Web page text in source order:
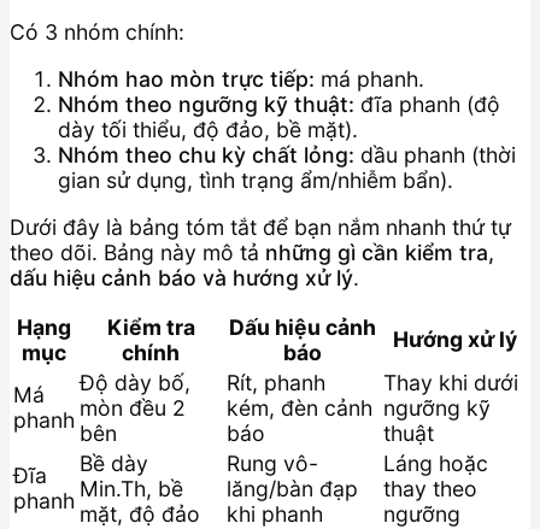
Có 3 nhóm chính:
Nhóm hao mòn trực tiếp: má phanh.
Nhóm theo ngưỡng kỹ thuật: đĩa phanh (độ
dày tối thiểu, độ đảo, bề mặt).
Nhóm theo chu kỳ chất lỏng: dầu phanh (thời
gian sử dụng, tình trạng ẩm/nhiễm bẩn).
Dưới đây là bảng tóm tắt để bạn nắm nhanh thứ tự
theo dõi. Bảng này mô tả những gì cần kiểm tra,
dấu hiệu cảnh báo và hướng xử lý.
Hạng
mục
Kiểm tra
chính
Dấu hiệu cảnh
báo
Hướng xử lý
Má
phanh
Độ dày bố,
mòn đều 2
bên
Rít, phanh
kém, đèn cảnh
báo
Thay khi dưới
ngưỡng kỹ
thuật
Đĩa
phanh
Bề dày
Min.Th, bề
mặt, độ đảo
Rung vô-
lăng/bàn đạp
khi phanh
Láng hoặc
thay theo
ngưỡng